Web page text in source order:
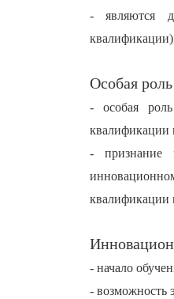
- являются
Особая
- особая
квалификации
- признание
квалификации
- начало
- возможность